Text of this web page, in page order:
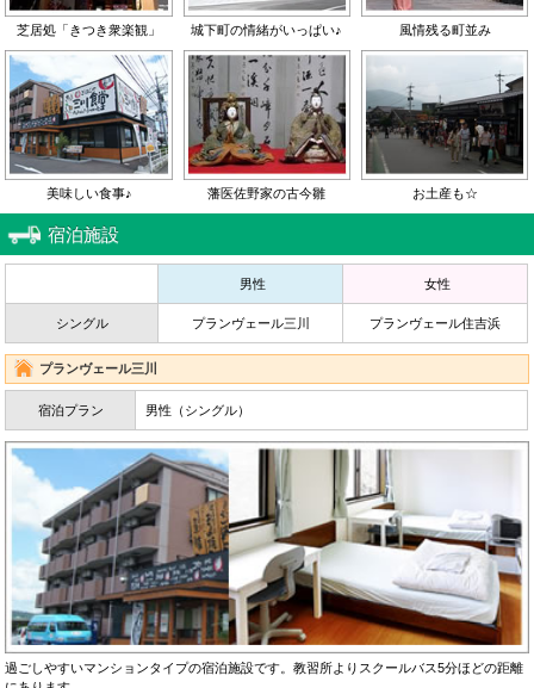
芝居処「きつき衆楽観」 城下町の情緒がいっぱい♪ 風情残る町並み
美味しい食事♪ 藩医佐野家の古今雛 お土産も☆
宿泊施設
男性 女性
シングル プランヴェール三川 プランヴェール住吉浜
プランヴェール三川
宿泊プラン 男性（シングル）
過ごしやすいマンションタイプの宿泊施設です。教習所よりスクールバス5分ほどの距離